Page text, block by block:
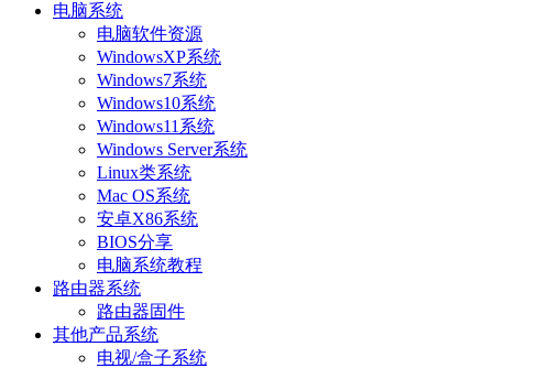
电脑系统
电脑软件资源
WindowsXP系统
Windows7系统
Windows10系统
Windows11系统
Windows Server系统
Linux类系统
Mac OS系统
安卓X86系统
BIOS分享
电脑系统教程
路由器系统
路由器固件
其他产品系统
电视/盒子系统